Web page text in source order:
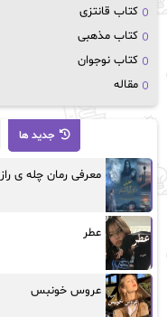
کتاب قانتزی
کتاب مذهبی
کتاب نوجوان
مقاله
جدید ها
معرفی رمان چله ی
عطر
عروس خونبس